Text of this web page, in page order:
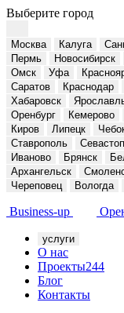
Выберите город
Москва Калуга
Пермь
Новосибирск
Омск
Уфа
Саратов
Краснодар
Хабаровск
Оренбург
Кемерово
Киров
Липецк
Ставрополь
Иваново
Брянск
Архангельск
Череповец
Вологда
Business-up
услуги
О нас
Проекты244
Блог
Контакты